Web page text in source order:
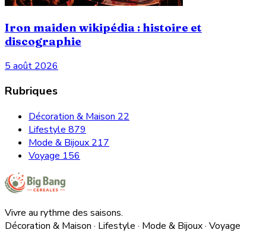
Iron maiden wikipédia : histoire et
discographie
5 août 2026
Rubriques
Décoration & Maison 22
Lifestyle 879
Mode & Bijoux 217
Voyage 156
Vivre au rythme des saisons.
Décoration & Maison · Lifestyle · Mode & Bijoux · Voyage